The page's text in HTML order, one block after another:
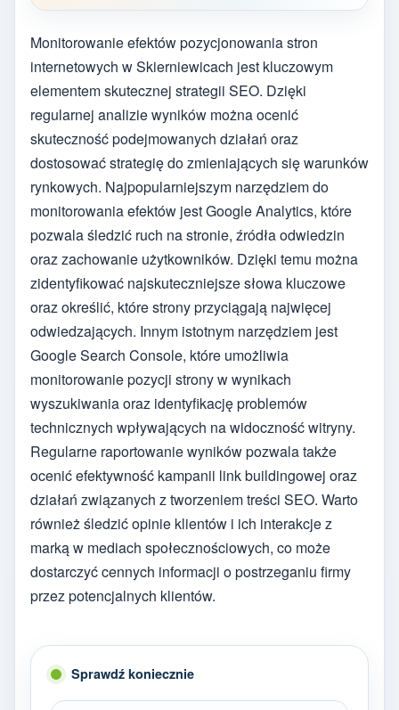
Monitorowanie efektów pozycjonowania stron
internetowych w Skierniewicach jest kluczowym
elementem skutecznej strategii SEO. Dzięki
regularnej analizie wyników można ocenić
skuteczność podejmowanych działań oraz
dostosować strategię do zmieniających się warunków
rynkowych. Najpopularniejszym narzędziem do
monitorowania efektów jest Google Analytics, które
pozwala śledzić ruch na stronie, źródła odwiedzin
oraz zachowanie użytkowników. Dzięki temu można
zidentyfikować najskuteczniejsze słowa kluczowe
oraz określić, które strony przyciągają najwięcej
odwiedzających. Innym istotnym narzędziem jest
Google Search Console, które umożliwia
monitorowanie pozycji strony w wynikach
wyszukiwania oraz identyfikację problemów
technicznych wpływających na widoczność witryny.
Regularne raportowanie wyników pozwala także
ocenić efektywność kampanii link buildingowej oraz
działań związanych z tworzeniem treści SEO. Warto
również śledzić opinie klientów i ich interakcje z
marką w mediach społecznościowych, co może
dostarczyć cennych informacji o postrzeganiu firmy
przez potencjalnych klientów.
Sprawdź koniecznie